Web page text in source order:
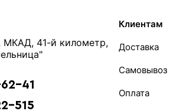
МКАД, 41-й километр,
41
515
Клиентам
Доставка
Самовывоз
Оплата